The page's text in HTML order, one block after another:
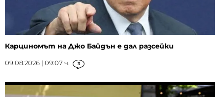
Карциномът на Джо Байдън е дал разсейки
09.08.2026 | 09:07 ч. 3